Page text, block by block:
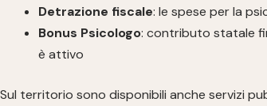
Detrazione fiscale: le spese per la
Bonus Psicologo: contributo statale
è attivo
Sul territorio sono disponibili anche servizi